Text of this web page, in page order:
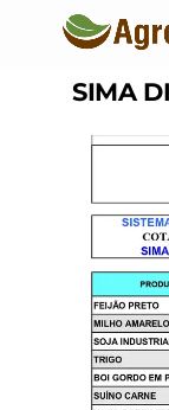
SIMA